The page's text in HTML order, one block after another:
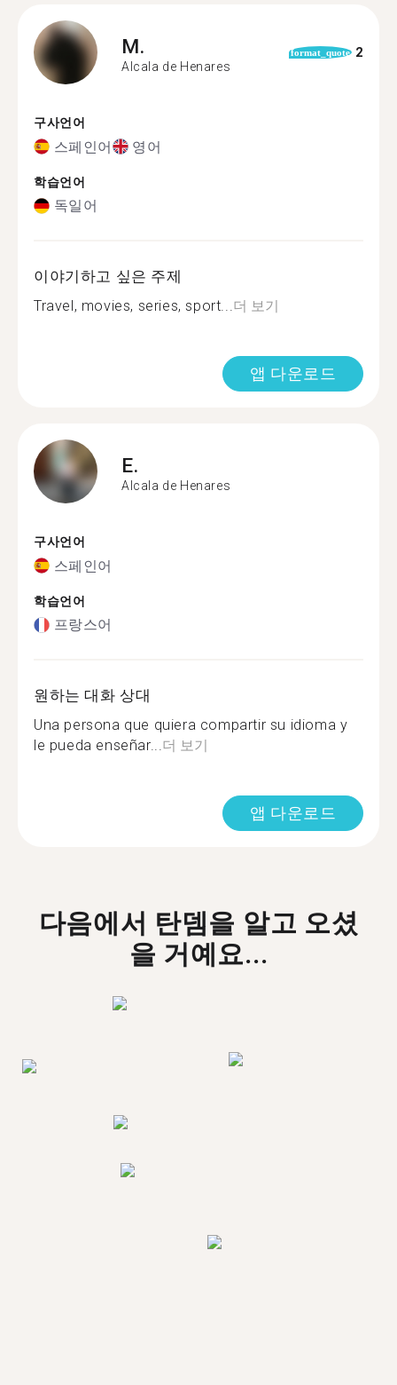
M.
Alcala de Henares
format_quote 2
구사언어
스페인어 영어
학습언어
독일어
이야기하고 싶은 주제
Travel, movies, series, sport...더 보기
앱 다운로드
E.
Alcala de Henares
구사언어
스페인어
학습언어
프랑스어
원하는 대화 상대
Una persona que quiera compartir su idioma y
le pueda enseñar...더 보기
앱 다운로드
다음에서 탄뎀을 알고 오셨
을 거예요...